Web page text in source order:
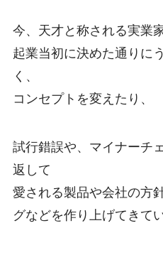
今、天才と称される実業
起業当初に決めた通りに
く、
コンセプトを変えたり、
試行錯誤や、マイナーチ
返して
愛される製品や会社の方
グなどを作り上げてきてい